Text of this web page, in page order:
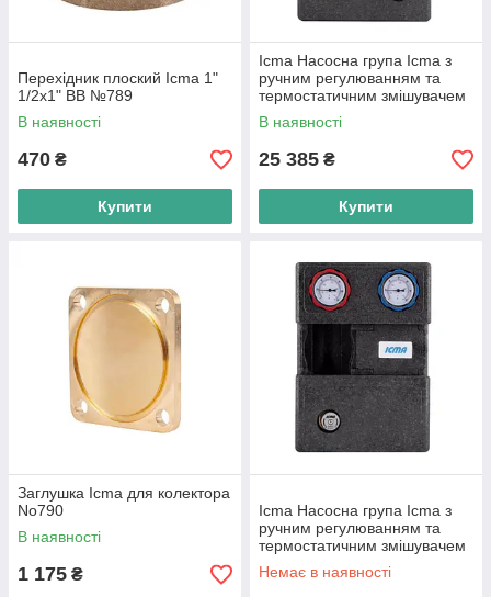
Перехідник плоский Icma 1"
1/2х1" ВВ №789
В наявності
470 ₴
Купити
Icma Насосна група Icma з
ручним регулюванням та
термостатичним змішувачем
праве підключення 1
1/2"x3/4" №R004
В наявності
25 385 ₴
Купити
Заглушка Icma для колектора
No790
В наявності
1 175 ₴
Icma Насосна група Icma з
ручним регулюванням та
термостатичним змішувачем
ліве підключення 1 1/2"x3/4"
№R004
Немає в наявності